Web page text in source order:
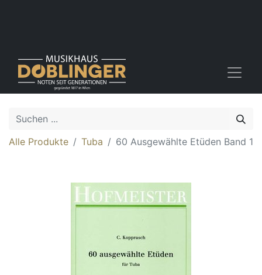
Alle Produkte Tuba 60 Ausgewählte Etüden Band 1